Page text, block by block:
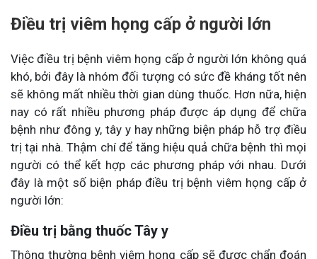
Điều trị viêm họng cấp ở người lớn
Việc điều trị bệnh viêm họng cấp ở người lớn không quá
khó, bởi đây là nhóm đối tượng có sức đề kháng tốt nên
sẽ không mất nhiều thời gian dùng thuốc. Hơn nữa, hiện
nay có rất nhiều phương pháp được áp dụng để chữa
bệnh như đông y, tây y hay những biện pháp hỗ trợ điều
trị tại nhà. Thậm chí để tăng hiệu quả chữa bệnh thì mọi
người có thể kết hợp các phương pháp với nhau. Dưới
đây là một số biện pháp điều trị bệnh viêm họng cấp ở
người lớn:
Điều trị bằng thuốc Tây y
Thông thường bệnh viêm họng cấp sẽ được chẩn đoán